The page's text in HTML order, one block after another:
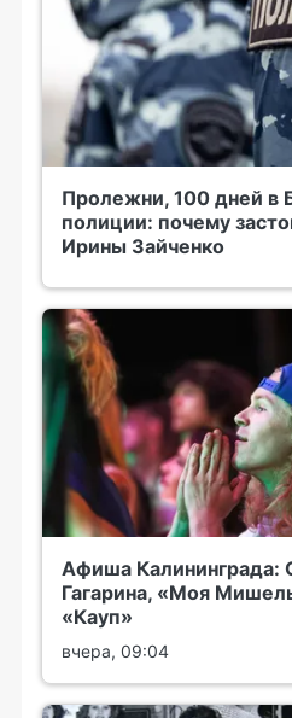
Пролежни, 100 дней в
полиции: почему
Ирины Зайченко
Афиша Калининграда:
Гагарина, «Моя
«Кауп»
вчера, 09:04